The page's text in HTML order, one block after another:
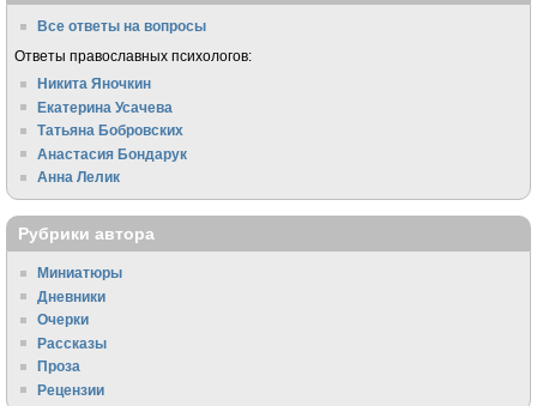
Все ответы на вопросы
Ответы православных психологов:
Никита Яночкин
Екатерина Усачева
Татьяна Бобровских
Анастасия Бондарук
Анна Лелик
Рубрики автора
Миниатюры
Дневники
Очерки
Рассказы
Проза
Рецензии